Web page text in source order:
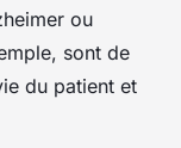
ou
sont de
du patient et